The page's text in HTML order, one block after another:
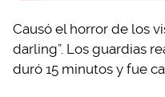
Causó el horror de los
darling”. Los guardias
duró 15 minutos y fue